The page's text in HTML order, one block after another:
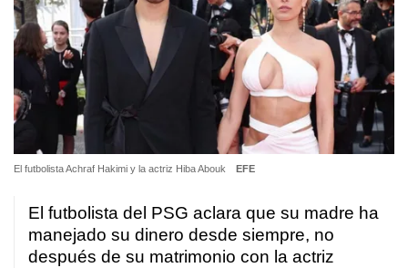
El futbolista Achraf Hakimi y la actriz Hiba Abouk EFE
El futbolista del PSG aclara que su madre ha
manejado su dinero desde siempre, no
después de su matrimonio con la actriz